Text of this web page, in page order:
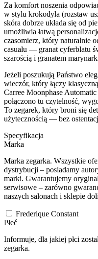
Za komfort noszenia
w stylu krokodyla (rozstaw
skóra dobrze układa się od
umożliwia łatwą
czasomierz, który naturalnie
casualu — granat cyferblatu
szarością i granatem
Jeżeli poszukują Państwo
wieczór, który łączy
Carree Moonphase
połączono tu czytelność,
To zegarek, który broni się
użytecznością — bez
Specyfikacja
Marka
Marka zegarka. Wszystkie
dystrybucji – posiadamy
marki. Gwarantujemy
serwisowe – zarówno
naszych salonach i sklepie
Frederique Constant
Płeć
Informuje, dla jakiej płci
zegarka.